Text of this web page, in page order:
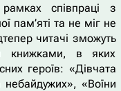
співпраці з
пам’яті та не міг не
читачі зможуть
книжками, в яких
героїв: «Дівчата
«Воїни